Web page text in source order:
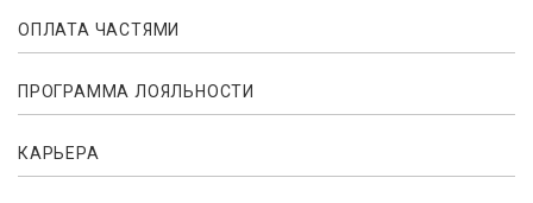
ОПЛАТА ЧАСТЯМИ
ПРОГРАММА ЛОЯЛЬНОСТИ
КАРЬЕРА